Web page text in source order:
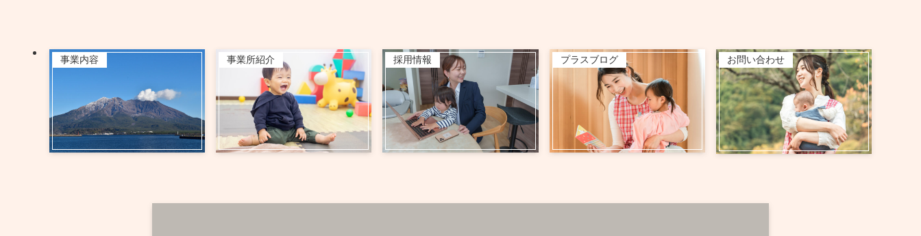
事業内容 事業所紹介 採用情報 プラスブログ お問い合わせ